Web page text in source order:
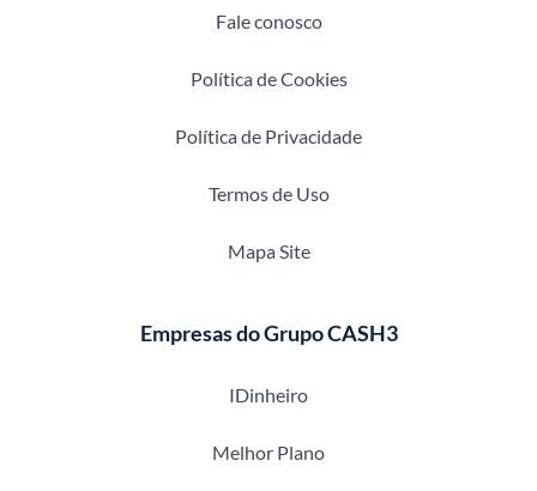
Fale conosco
Política de Cookies
Política de Privacidade
Termos de Uso
Mapa Site
Empresas do Grupo CASH3
IDinheiro
Melhor Plano